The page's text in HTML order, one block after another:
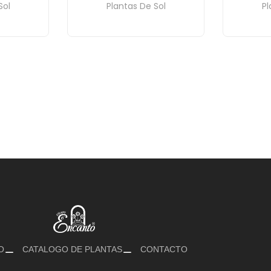
Plantas De Sol
CATALOGO DE PLANTAS CONTACTO